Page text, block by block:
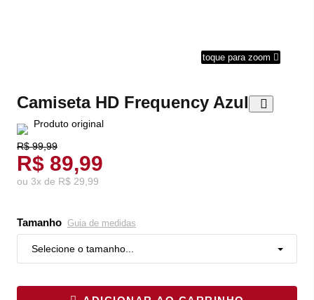
toque para zoom
Camiseta HD Frequency Azul
Produto original
R$ 99,99
R$ 89,99
ou 3x de R$ 29,99
Tamanho Guia de medidas
Selecione o tamanho...